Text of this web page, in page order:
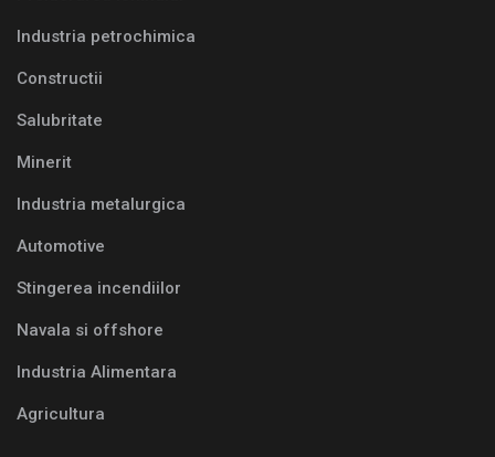
Industria petrochimica
Constructii
Salubritate
Minerit
Industria metalurgica
Automotive
Stingerea incendiilor
Navala si offshore
Industria Alimentara
Agricultura